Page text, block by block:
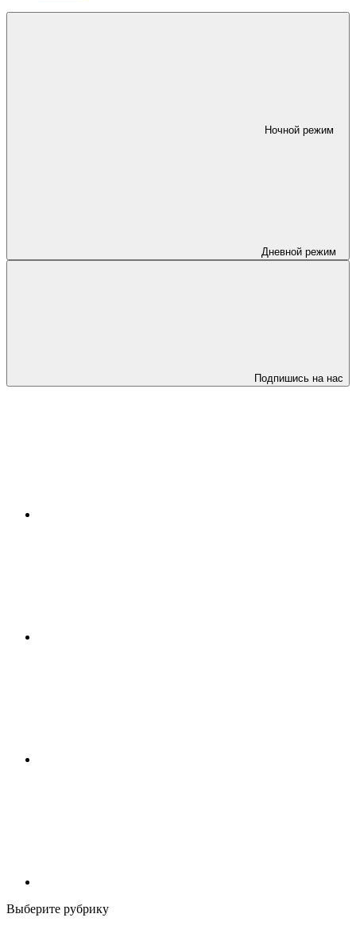
Ночной режим
Дневной режим
Подпишись на нас
Выберите рубрику